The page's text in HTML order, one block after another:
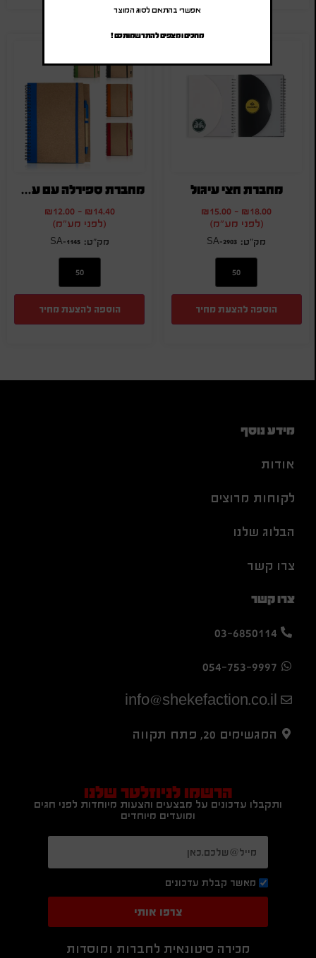
מחברת חצי עיגול
₪18.00
-
₪15.00
(לפני מע"מ)
SA-2903
הוספה להצעת מחיר
מחברת ספירלה עם עט מקרטון ממוחזר
₪14.40
-
₪12.00
(לפני מע"מ)
SA-1145
הוספה להצעת מחיר
מידע נוסף
אודות
לקוחות מרוצים
הבלוג שלנו
צרו קשר
צרו קשר
03-6850114
054-753-9997
info@shekefaction.co.il
המגשימים 20, פתח תקווה
הרשמו לניוזלטר שלנו
ותקבלו עדכונים על מבצעים והצעות מיוחדות לפני חגים
ומועדים מיוחדים
מאשר קבלת עדכונים
צרפו אותי
מכירה סיטונאית לחברות ומוסדות
אפשרי בהתאם לסוג המוצר
מחכים ומצפים להתרשמותכם !